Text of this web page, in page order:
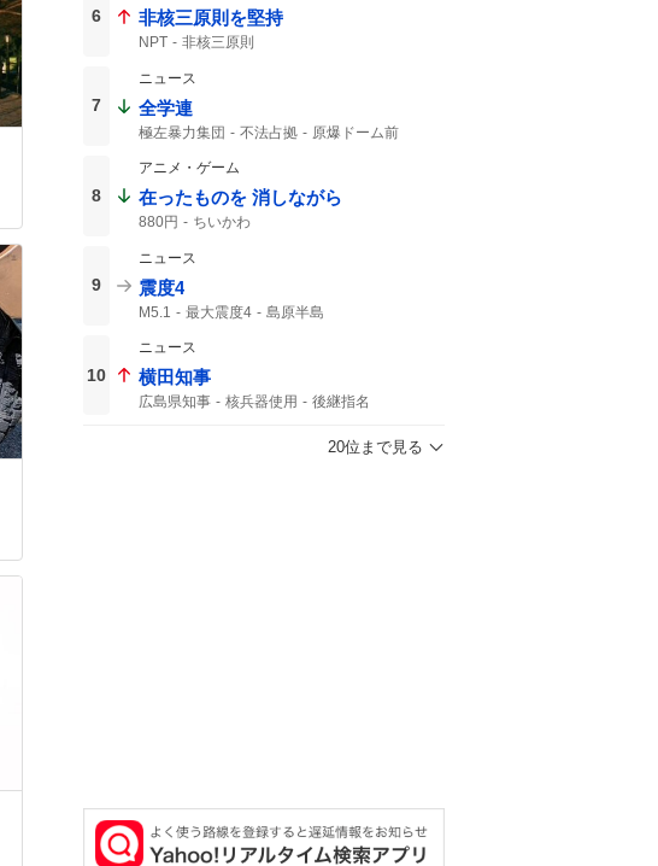
6 非核三原則を堅持
NPT 非核三原則
7
ニュース
全学連
極左暴力集団 不法占拠
原爆ドーム前
8
アニメ・ゲーム
在ったものを 消しながら
880円 ちいかわ
9
ニュース
震度4
M5.1 最大震度4
島原半島
震度3
緊急地震速報
10
ニュース
横田知事
広島県知事 核兵器使用
後継指名
20位まで見る